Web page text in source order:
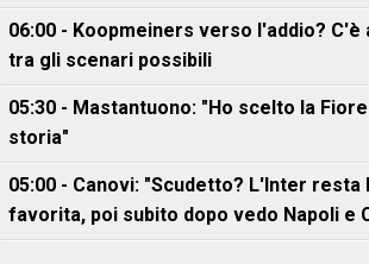
06:00 - Koopmeiners verso l'addio? C'è
tra gli scenari possibili
05:30 - Mastantuono: "Ho scelto la
storia"
05:00 - Canovi: "Scudetto? L'Inter resta
favorita, poi subito dopo vedo Napoli e